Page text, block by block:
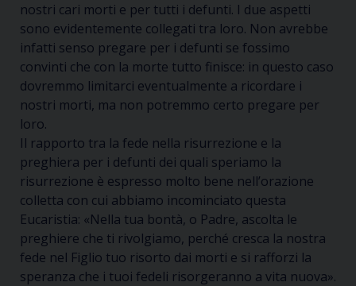
nostri cari morti e per tutti i defunti. I due aspetti
sono evidentemente collegati tra loro. Non avrebbe
infatti senso pregare per i defunti se fossimo
convinti che con la morte tutto finisce: in questo caso
dovremmo limitarci eventualmente a ricordare i
nostri morti, ma non potremmo certo pregare per
loro.
Il rapporto tra la fede nella risurrezione e la
preghiera per i defunti dei quali speriamo la
risurrezione è espresso molto bene nell’orazione
colletta con cui abbiamo incominciato questa
Eucaristia: «Nella tua bontà, o Padre, ascolta le
preghiere che ti rivolgiamo, perché cresca la nostra
fede nel Figlio tuo risorto dai morti e si rafforzi la
speranza che i tuoi fedeli risorgeranno a vita nuova».